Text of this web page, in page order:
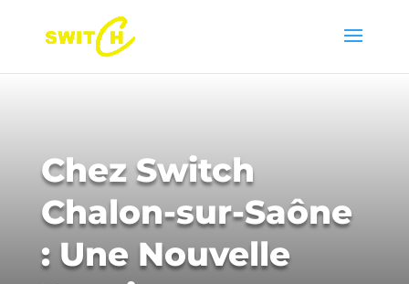
Chez Switch
Chalon-sur-Saône
: Une Nouvelle